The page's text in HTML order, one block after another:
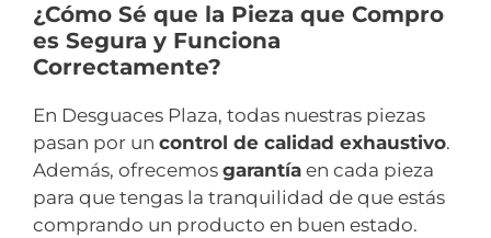
¿Cómo Sé que la Pieza que Compro
es Segura y Funciona
Correctamente?
En Desguaces Plaza, todas nuestras piezas
pasan por un control de calidad exhaustivo.
Además, ofrecemos garantía en cada pieza
para que tengas la tranquilidad de que estás
comprando un producto en buen estado.